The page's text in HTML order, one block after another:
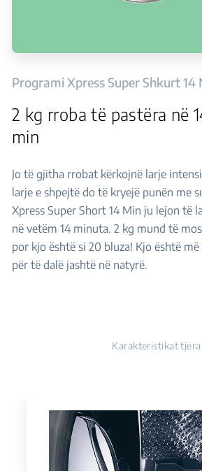
Programi Xpress Super Shkurt 14
2 kg rroba të pastëra në
min
Jo të gjitha rrobat kërkojnë larje
larje e shpejtë do të kryejë punën me
Xpress Super Short 14 Min ju lejon të
në vetëm 14 minuta. 2 kg mund të
por kjo është si 20 bluza! Kjo është
për të dalë jashtë në natyrë.
Karakteristikat tjera